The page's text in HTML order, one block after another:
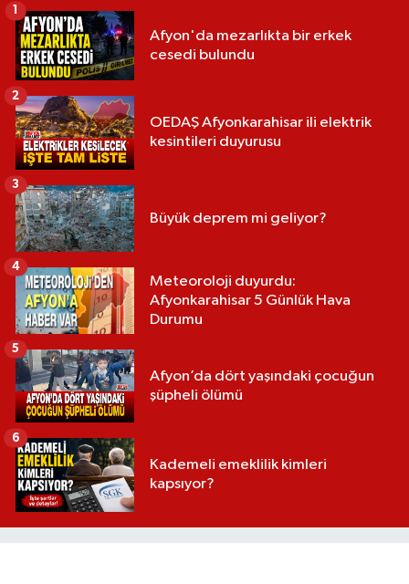
Afyon'da mezarlıkta bir erkek
cesedi bulundu
1
OEDAŞ Afyonkarahisar ili elektrik
kesintileri duyurusu
2
Büyük deprem mi geliyor?
3
Meteoroloji duyurdu:
Afyonkarahisar 5 Günlük Hava
Durumu
4
Afyon’da dört yaşındaki çocuğun
şüpheli ölümü
5
Kademeli emeklilik kimleri
kapsıyor?
6